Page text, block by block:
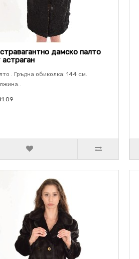
дамско палто
астраган
. Гръдна обиколка: 144 см.